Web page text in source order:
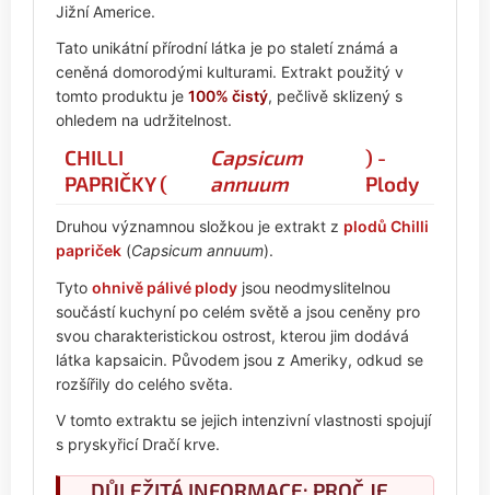
Jižní Americe.
Tato unikátní přírodní látka je po staletí známá a
ceněná domorodými kulturami. Extrakt použitý v
tomto produktu je 100% čistý, pečlivě sklizený s
ohledem na udržitelnost.
CHILLI
PAPRIČKY (
Capsicum
annuum
) -
Plody
Druhou významnou složkou je extrakt z plodů Chilli
papriček (Capsicum annuum).
Tyto ohnivě pálivé plody jsou neodmyslitelnou
součástí kuchyní po celém světě a jsou ceněny pro
svou charakteristickou ostrost, kterou jim dodává
látka kapsaicin. Původem jsou z Ameriky, odkud se
rozšířily do celého světa.
V tomto extraktu se jejich intenzivní vlastnosti spojují
s pryskyřicí Dračí krve.
DŮLEŽITÁ INFORMACE: PROČ JE